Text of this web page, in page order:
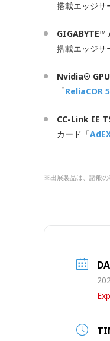
搭載エッジサ
GIGABYTE™
搭載エッジサ
Nvidia® GPU
「ReliaCOR
CC-Link IE
カード「
※出展製品は、諸般の